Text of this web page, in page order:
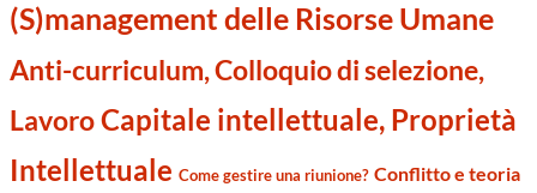
(S)management delle Risorse Umane
Anti-curriculum, Colloquio di selezione,
LavoroCapitale intellettuale, Proprietà
Intellettuale Come gestire una riunione? Conflitto e teoria